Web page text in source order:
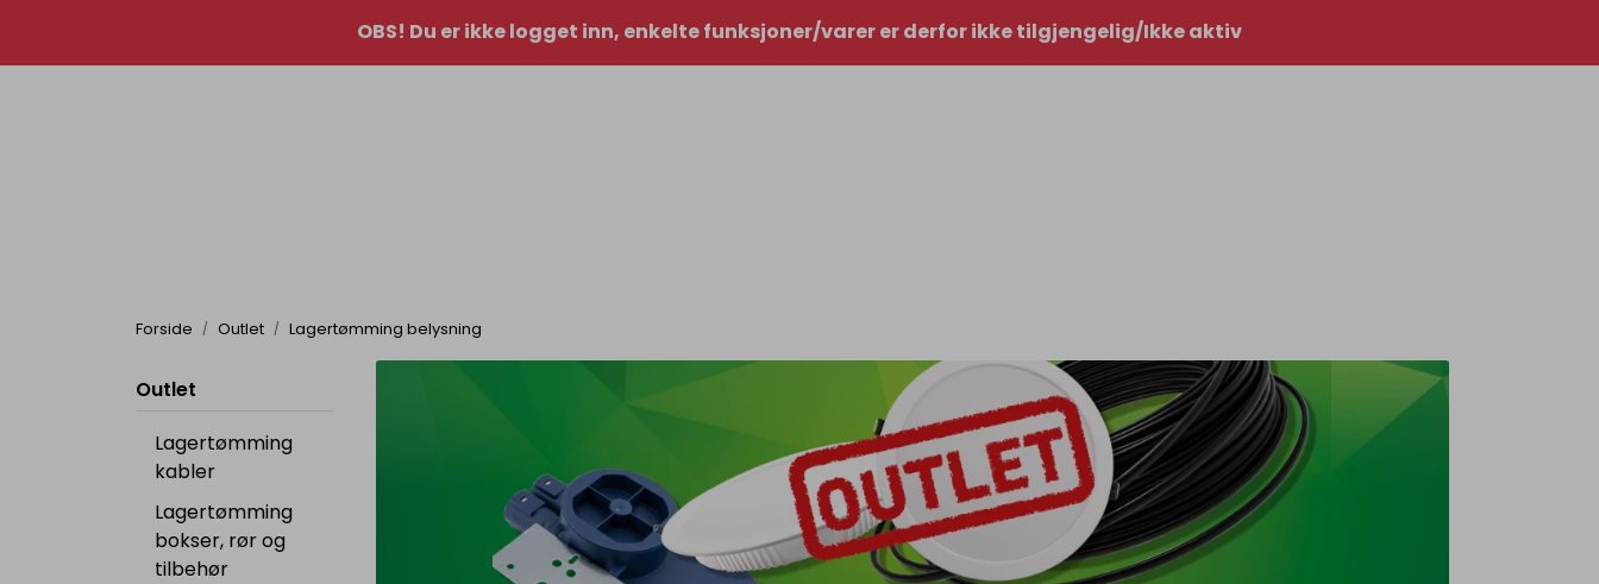
idè&inspo Infosenter
OBS! Du er ikke logget inn, enkelte funksjoner/varer er derfor ikke tilgjengelig/Ikke aktiv
Forside Outlet Lagertømming belysning
Outlet
Lagertømming
kabler
Lagertømming
bokser, rør og
tilbehør